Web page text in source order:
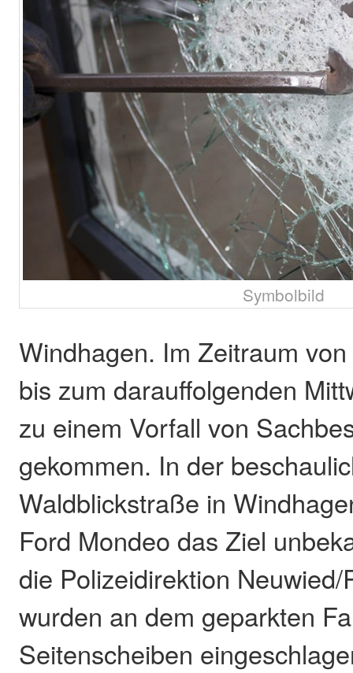
Symbolbild
Windhagen. Im Zeitraum
bis zum darauffolgenden
zu einem Vorfall von
gekommen. In der
Waldblickstraße in
Ford Mondeo das Ziel
die Polizeidirektion
wurden an dem geparkten
Seitenscheiben